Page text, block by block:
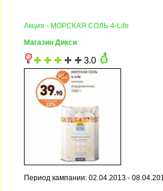
Акция - МОРСКАЯ СОЛЬ 4-Life
Магазин Дикси
3.0
Период кампании: 02.04.2013 -